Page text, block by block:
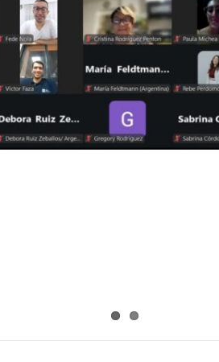
internacional «Democratización y Sociedad
Civil: Herramientas para la Incidencia